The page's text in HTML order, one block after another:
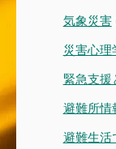
気象災害
災害心理
緊急支援
避難所情
避難生活